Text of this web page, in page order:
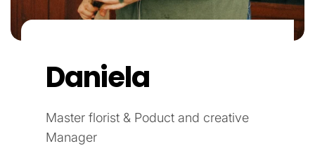
Daniela
Master florist & Poduct and creative
Manager